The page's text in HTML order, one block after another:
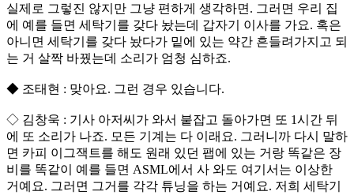
실제로 그렇진 않지만 그냥 편하게 생각하면. 그러면 우리 집
에 예를 들면 세탁기를 갖다 놨는데 갑자기 이사를 가요. 혹은
아니면 세탁기를 갖다 놨다가 밑에 있는 약간 흔들려가지고 되
는 거 살짝 바꿨는데 소리가 엄청 심하죠.
◆ 조태현 : 맞아요. 그런 경우 있습니다.
◇ 김창욱 : 기사 아저씨가 와서 붙잡고 돌아가면 또 1시간 뒤
에 또 소리가 나죠. 모든 기계는 다 이래요. 그러니까 다시 말하
면 카피 이그잭트를 해도 원래 있던 팹에 있는 거랑 똑같은 장
비를 똑같이 예를 들면 ASML에서 사 와도 여기서는 이상한
거예요. 그러면 그거를 각각 튜닝을 하는 거예요. 저희 세탁기